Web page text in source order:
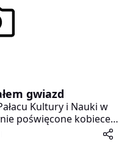
gwiazd
Kultury i Nauki w
poświęcone kobiecej
była Klinika Medycyny